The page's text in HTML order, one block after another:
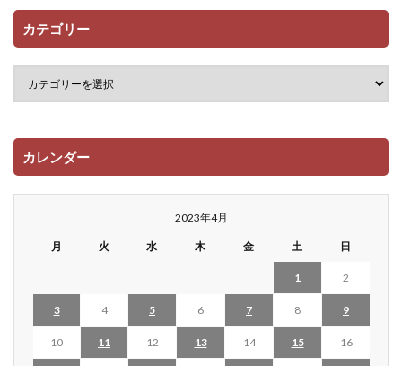
カテゴリー
カレンダー
2023年4月
月 火 水 木 金 土 日
1 2
3 4 5 6 7 8 9
10 11 12 13 14 15 16